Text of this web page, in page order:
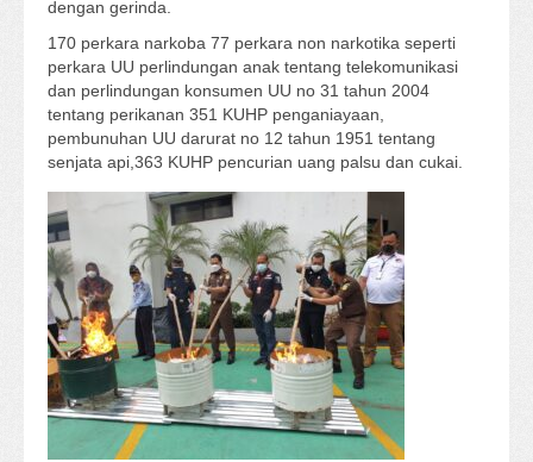
dengan gerinda.
170 perkara narkoba 77 perkara non narkotika seperti
perkara UU perlindungan anak tentang telekomunikasi
dan perlindungan konsumen UU no 31 tahun 2004
tentang perikanan 351 KUHP penganiayaan,
pembunuhan UU darurat no 12 tahun 1951 tentang
senjata api,363 KUHP pencurian uang palsu dan cukai.